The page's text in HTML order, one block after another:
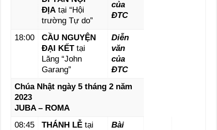
ĐỊAtại “Hội
trường Tự do”
của
ĐTC
18:00
CẦU NGUYỆN
ĐẠI KẾTtại
Lăng “John
Garang”
Diễn
văn
của
ĐTC
Chúa Nhật ngày 5 tháng 2 năm
2023
JUBA – ROMA
08:45
THÁNH LỄtại
Bài